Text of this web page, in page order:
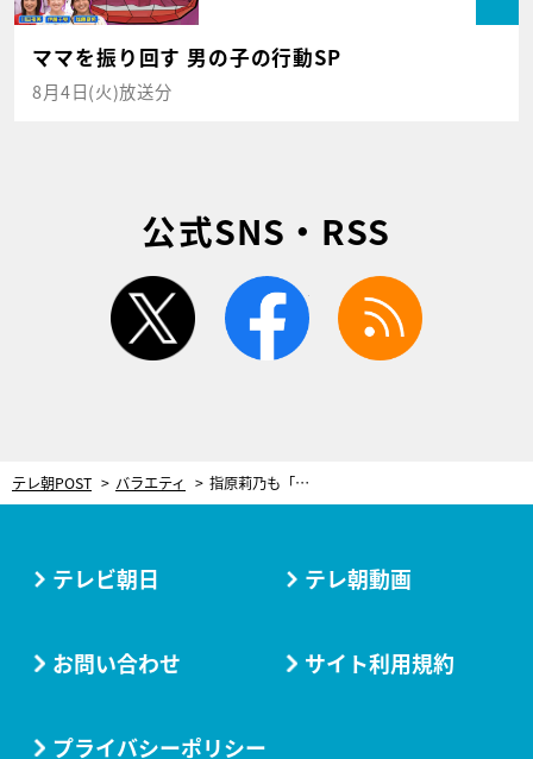
ママを振り回す 男の子の行動SP
8月4日(火)放送分
公式SNS・RSS
twitter facebook
テレ朝POST バラエティ 指原莉乃も「凄すぎる」と大絶賛！3時のヒロインがファンのために作った漫才に感動＆号泣
テレビ朝日 テレ朝動画
お問い合わせ サイト利用規約
プライバシーポリシー